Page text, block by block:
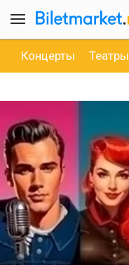
Концерты Театры